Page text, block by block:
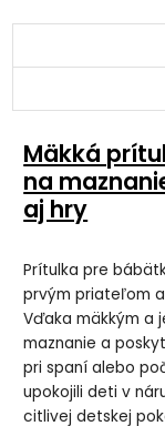
Mäkká
na
aj hry
Prítulka pre
prvým priateľom
Vďaka mäkkým a
maznanie a
pri spaní alebo
upokojili deti v
citlivej detskej